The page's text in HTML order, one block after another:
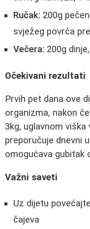
Ručak: 200g
svježeg povrća
Večera: 200g
Očekivani rezultati
Prvih pet dana ove
organizma, nakon
3kg, uglavnom
preporučuje dnevni
omogućava gubitak
Važni saveti
Uz dijetu
čajeva